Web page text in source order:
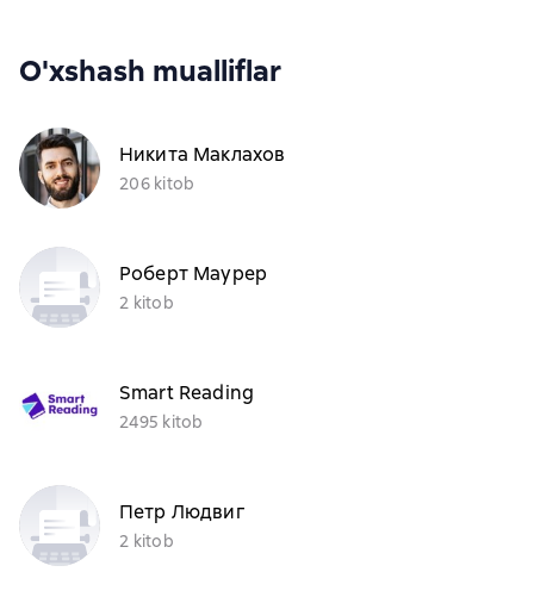
O'xshash mualliflar
Никита Маклахов
206 kitob
Роберт Маурер
2 kitob
Smart Reading
2495 kitob
Петр Людвиг
2 kitob